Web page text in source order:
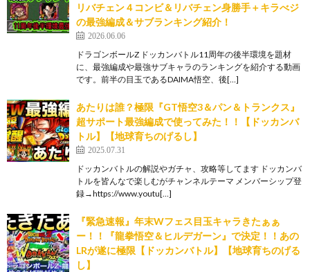
リバチェン４コンビ＆リバチェン身勝手＋キラべジ
の最強編成＆サブランキング紹介！
2026.06.06
ドラゴンボールZ ドッカンバトル11周年の後半環境を題材
に、最強編成や最強サブキャラのランキングを紹介する動画
です。前半の目玉であるDAIMA悟空、後[…]
あたりは誰？極限『GT悟空3＆パン＆トランクス』
超サポート最強編成で使ってみた！！【ドッカンバ
トル】【地球育ちのげるし】
2025.07.31
ドッカンバトルの解説やガチャ、攻略等してます ドッカンバ
トルを皆んなで楽しむがチャンネルテーマ メンバーシップ登
録→https://www.youtu[…]
『緊急速報』年末Wフェス目玉キャラきたぁぁ
ー！！『龍拳悟空＆ヒルデガーン』で決定！！あの
LRが遂に極限【ドッカンバトル】【地球育ちのげる
し】